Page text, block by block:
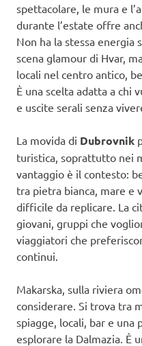
spettacolare, le mura e
durante l’estate offre
Non ha la stessa energia
scena glamour di Hvar,
locali nel centro antico,
È una scelta adatta a chi
e uscite serali senza
La movida di Dubrovnik
turistica, soprattutto nei
vantaggio è il contesto:
tra pietra bianca, mare e
difficile da replicare. La
giovani, gruppi che
viaggiatori che
continui.
Makarska, sulla riviera
considerare. Si trova tra
spiagge, locali, bar e una
esplorare la Dalmazia. È